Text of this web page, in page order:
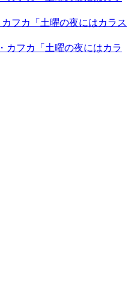
フカ「土曜の夜にはカラス
カフカ「土曜の夜にはカラ